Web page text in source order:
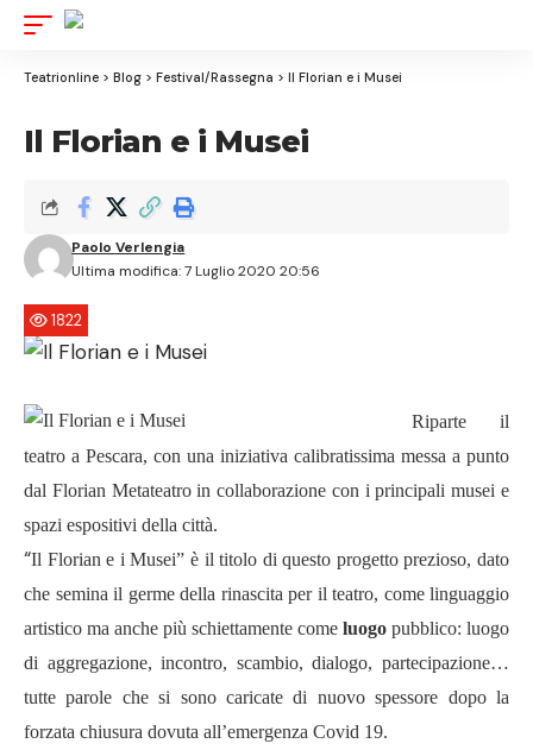
Teatrionline > Blog > Festival/Rassegna > Il Florian e i Musei
Il Florian e i Musei
Ultima modifica: 7 Luglio 2020 20:56
Paolo Verlengia
1822
Riparte il
teatro a Pescara, con una iniziativa calibratissima messa a punto
dal Florian Metateatro in collaborazione con i principali musei e
spazi espositivi della città.
“Il Florian e i Musei” è il titolo di questo progetto prezioso, dato
che semina il germe della rinascita per il teatro, come linguaggio
artistico ma anche più schiettamente come luogo pubblico: luogo
di aggregazione, incontro, scambio, dialogo, partecipazione…
tutte parole che si sono caricate di nuovo spessore dopo la
forzata chiusura dovuta all’emergenza Covid 19.